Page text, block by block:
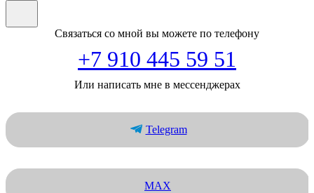
Связаться со мной вы можете по телефону
+7 910 445 59 51
Или написать мне в мессенджерах
Telegram
MAX